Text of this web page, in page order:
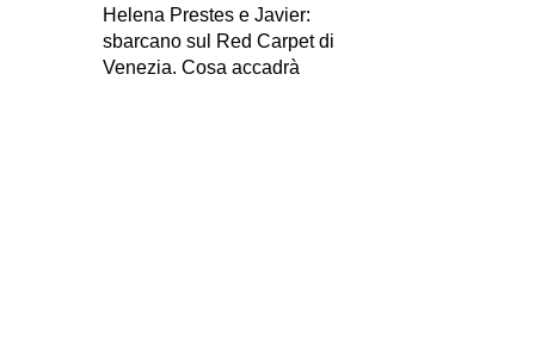
Helena Prestes e Javier:
sbarcano sul Red Carpet di
Venezia. Cosa accadrà